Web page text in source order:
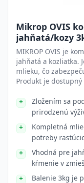
Mikrop OVIS
jahňatá/kozy
MIKROP OVIS je
jahňatá a kozliatka.
mlieku, čo
Produkt je
Zložením sa
prirodzenú
Kompletná
potreby
Vhodná pre
kŕmenie v
Balenie 3kg je